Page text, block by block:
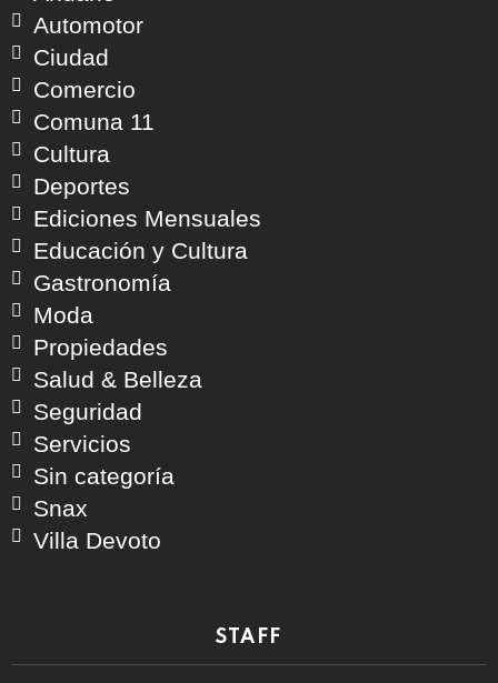
Automotor
Ciudad
Comercio
Comuna 11
Cultura
Deportes
Ediciones Mensuales
Educación y Cultura
Gastronomía
Moda
Propiedades
Salud & Belleza
Seguridad
Servicios
Sin categoría
Snax
Villa Devoto
STAFF